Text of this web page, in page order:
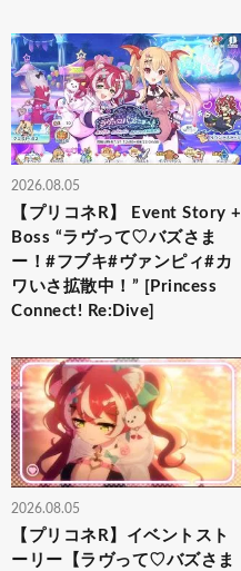
2026.08.05
【プリコネR】 Event Story +
Boss “ラヴって♡バズさま
ー！#フブキ#ヴァンピィ#カ
ワいさ拡散中！” [Princess
Connect! Re:Dive]
2026.08.05
【プリコネR】イベントスト
ーリー【ラヴって♡バズさま